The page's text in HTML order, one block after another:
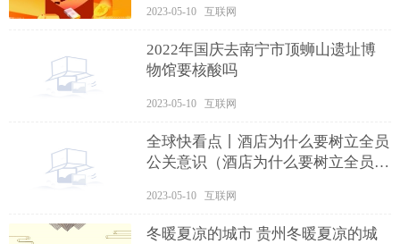
2023-05-10 互联网
2022年国庆去南宁市顶蛳山遗址博
物馆要核酸吗
2023-05-10 互联网
全球快看点丨酒店为什么要树立全员
公关意识（酒店为什么要树立全员公
2023-05-10 互联网
冬暖夏凉的城市 贵州冬暖夏凉的城